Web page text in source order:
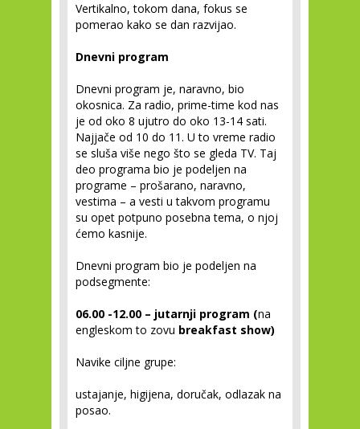
Vertikalno, tokom dana, fokus se
pomerao kako se dan razvijao.
Dnevni program
Dnevni program je, naravno, bio
okosnica. Za radio, prime-time kod nas
je od oko 8 ujutro do oko 13-14 sati.
Najjače od 10 do 11. U to vreme radio
se sluša više nego što se gleda TV. Taj
deo programa bio je podeljen na
programe – prošarano, naravno,
vestima – a vesti u takvom programu
su opet potpuno posebna tema, o njoj
ćemo kasnije.
Dnevni program bio je podeljen na
podsegmente:
06.00 -12.00 – jutarnji program (na
engleskom to zovu breakfast show)
Navike ciljne grupe:
ustajanje, higijena, doručak, odlazak na
posao.